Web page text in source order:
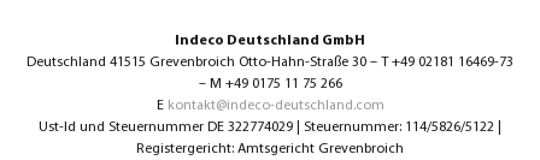
Indeco Deutschland GmbH
Deutschland 41515 Grevenbroich Otto-Hahn-Straße 30 – T +49 02181 16469-73
– M +49 0175 11 75 266
E kontakt@indeco-deutschland.com
Ust-Id und Steuernummer DE 322774029 | Steuernummer: 114/5826/5122 |
Registergericht: Amtsgericht Grevenbroich